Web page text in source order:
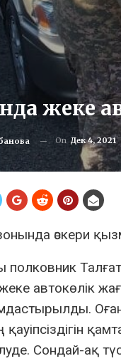
жеке
On Дек 4, 2021
әскери
полковник
автокөлік
Оған
Сондай-ақ